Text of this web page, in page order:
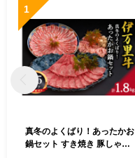
1
真冬のよくばり！あったかお
鍋セット すき焼き 豚しゃぶ